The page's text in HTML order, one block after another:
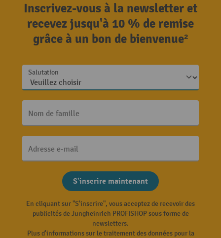
Inscrivez-vous à la newsletter et
recevez jusqu'à 10 % de remise
grâce à un bon de bienvenue²
Salutation
Nom de famille
Adresse e-mail
S'inscrire maintenant
En cliquant sur "S'inscrire", vous acceptez de recevoir des
publicités de Jungheinrich PROFISHOP sous forme de
newsletters.
Plus d'informations sur le traitement des données pour la